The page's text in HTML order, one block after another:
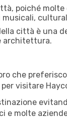
poiché
città è una
architettura.
che
visitare
e molte